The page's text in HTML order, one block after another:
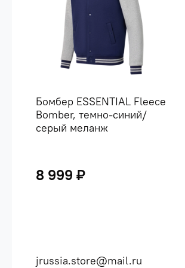
Бомбер ESSENTIAL Fleece
Bomber, темно-синий/
серый меланж
8 999 ₽
jrussia.store@mail.ru